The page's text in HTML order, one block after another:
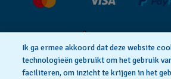
Verkoopvoorwaarden
Annulering van de overeenkomst
Ik ga ermee akkoord dat deze website
technologieën gebruikt om het gebruik
faciliteren, om inzicht te krijgen in het